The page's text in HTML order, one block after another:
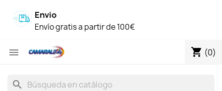
Envio
Envío gratis a partir de 100€
 shopping_cart (0)
search